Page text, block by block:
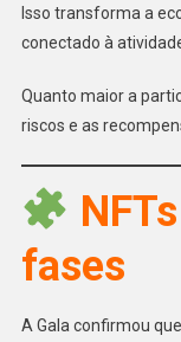
Isso transforma a
conectado à
Quanto maior a
riscos e as
fases
A Gala confirmou